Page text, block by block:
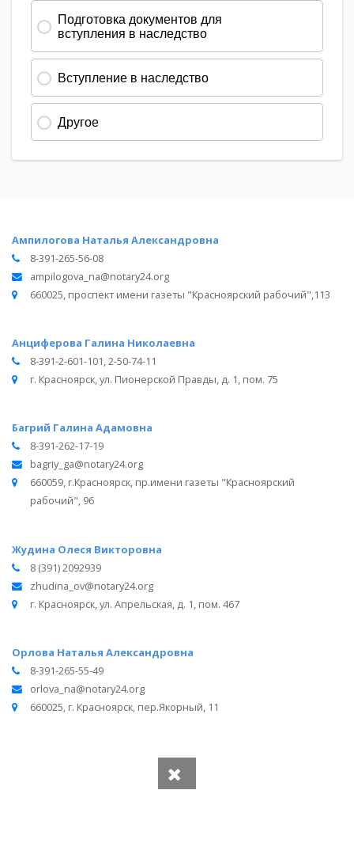
Ампилогова Наталья Александровна
8-391-265-56-08
ampilogova_na@notary24.org
660025, проспект имени газеты "Красноярский рабочий",113
Анциферова Галина Николаевна
8-391-2-601-101, 2-50-74-11
г. Красноярск, ул. Пионерской Правды, д. 1, пом. 75
Багрий Галина Адамовна
8-391-262-17-19
bagriy_ga@notary24.org
660059, г.Красноярск, пр.имени газеты "Красноярский
рабочий", 96
Жудина Олеся Викторовна
8 (391) 2092939
zhudina_ov@notary24.org
г. Красноярск, ул. Апрельская, д. 1, пом. 467
Орлова Наталья Александровна
8-391-265-55-49
orlova_na@notary24.org
660025, г. Красноярск, пер.Якорный, 11